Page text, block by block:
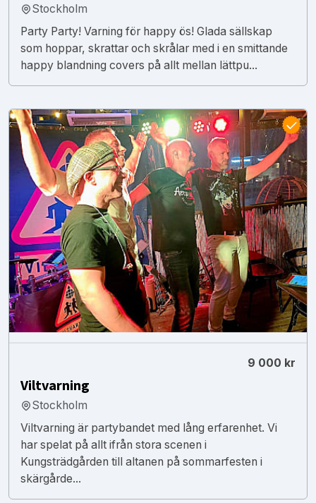
Stockholm
Party Party! Varning för happy ös! Glada sällskap
som hoppar, skrattar och skrålar med i en smittande
happy blandning covers på allt mellan lättpu...
9 000 kr
Viltvarning
Stockholm
Viltvarning är partybandet med lång erfarenhet. Vi
har spelat på allt ifrån stora scenen i
Kungsträdgården till altanen på sommarfesten i
skärgårde...